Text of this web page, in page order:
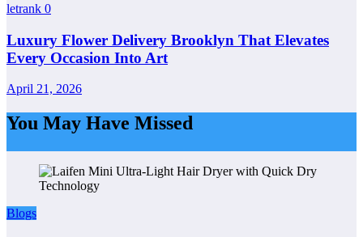
letrank 0
Luxury Flower Delivery Brooklyn That Elevates
Every Occasion Into Art
April 21, 2026
You May Have Missed
Blogs